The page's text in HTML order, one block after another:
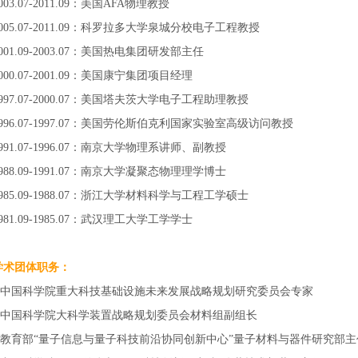
2011.09：美国AFA物理教授
2011.09：科罗拉多大学泉城分校电子工程教授
2003.07：美国热电集团研发部主任
2001.09：美国康宁集团项目经理
2000.07：美国塔夫茨大学电子工程助理教授
1997.07：美国劳伦斯伯克利国家实验室高级访问教授
1996.07：南京大学物理系讲师、副教授
1991.07：南京大学凝聚态物理理学博士
1988.07：浙江大学材料科学与工程工学硕士
1985.07：武汉理工大学工学学士
术团体职务：
国科学院重大科技基础设施未来发展战略规划研究委员会专家
国科学院大科学装置战略规划委员会材料组副组长
育部“量子信息与量子科技前沿协同创新中心”量子材料与器件研究部